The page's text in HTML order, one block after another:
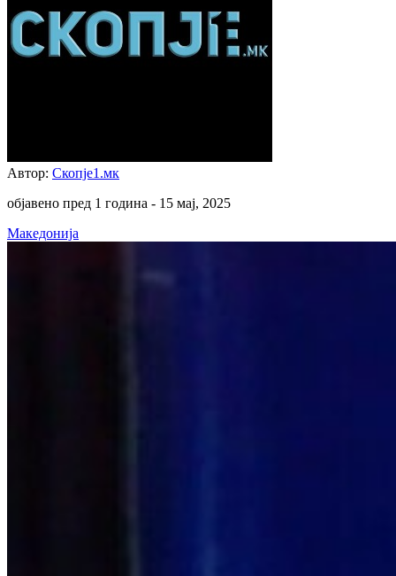
Автор: Скопје1.мк
објавено пред 1 година - 15 мај, 2025
Македонија